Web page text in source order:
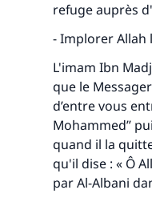
refuge auprès
- Implorer Allah
L'imam Ibn
que le
d’entre vous
Mohammed’’
quand il la
qu'il dise : « Ô
par Al-Albani